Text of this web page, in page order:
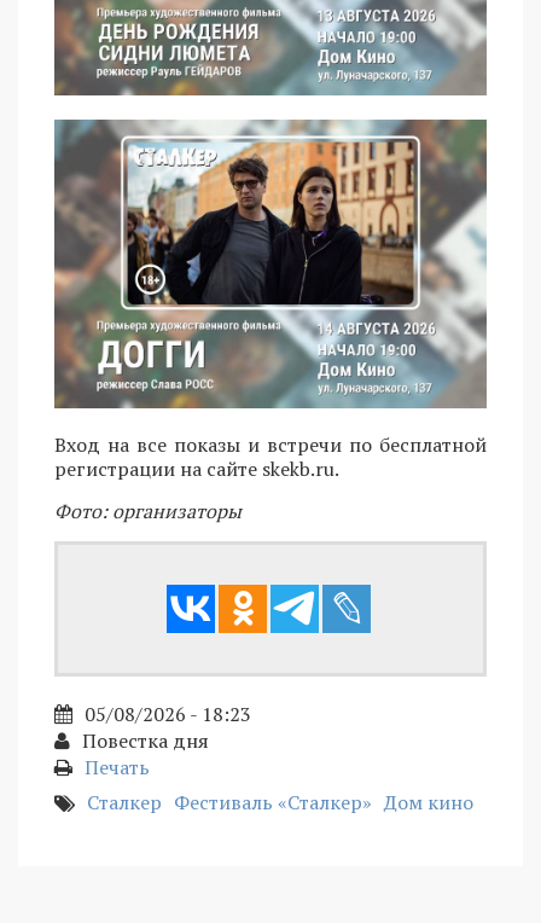
Вход на все показы и встречи по бесплатной
регистрации на сайте skekb.ru.
Фото: организаторы
05/08/2026 - 18:23
Повестка дня
Печать
Сталкер Фестиваль «Сталкер» Дом кино